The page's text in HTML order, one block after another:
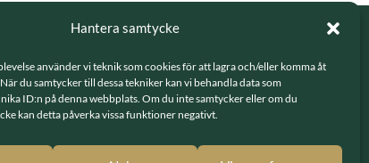
Hantera samtycke
använder vi teknik som cookies för att lagra och/eller komma åt
du samtycker till dessa tekniker kan vi behandla data som
ID:n på denna webbplats. Om du inte samtycker eller om du
kan detta påverka vissa funktioner negativt.
LÄNKAR
Integritetspolicy
GDPR - hantering av personuppgifter